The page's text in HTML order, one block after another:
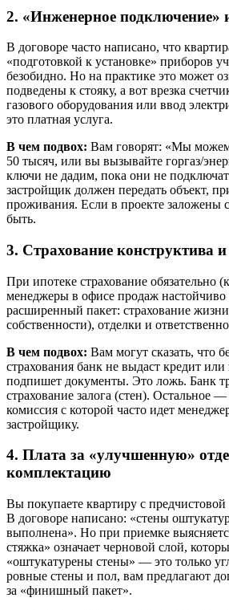
2. «Инженерное
В договоре часто написано, что
«подготовкой к установке» приборов
безобидно. Но на практике это может
подведены к стояку, а вот врезка
газового оборудования или ввод
это платная услуга.
В чем подвох: Вам говорят: «Мы
50 тысяч, или вы вызывайте горгаз/
ключи не дадим, пока они не
застройщик должен передать объект,
проживания. Если в проекте заложены
быть.
3. Страхование конструктива
При ипотеке страхование обязательно
менеджеры в офисе продаж настойчиво
расширенный пакет: страхование
собственности), отделки и
В чем подвох: Вам могут сказать, что
страхования банк не выдаст кредит
подпишет документы. Это ложь. Банк
страхование залога (стен). Остальное —
комиссия с которой часто идет
застройщику.
4. Плата за «улучшенную»
комплектацию
Вы покупаете квартиру с
В договоре написано: «стены
выполнена». Но при приемке
стяжка» означает черновой слой,
«оштукатурены стены» — это только
ровные стены и пол, вам предлагают
за «финишный пакет».